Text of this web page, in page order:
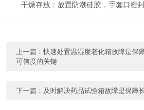
干燥存放：放置防潮硅胶，手套口密封
上一篇：快速处置温湿度老化箱故障是保
可信度的关键
下一篇： 及时解决药品试验箱故障是保障